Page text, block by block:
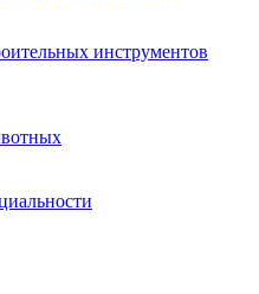
инструментов